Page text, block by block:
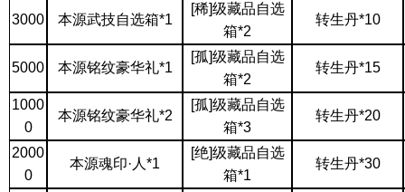
3000 本源武技自选箱*1
[稀]级藏品自选
箱*2
转生丹*10
5000 本源铭纹豪华礼*1
[孤]级藏品自选
箱*2
转生丹*15
1000
0
本源铭纹豪华礼*2
[孤]级藏品自选
箱*3
转生丹*20
2000
0
本源魂印·人*1
[绝]级藏品自选
箱*1
转生丹*30